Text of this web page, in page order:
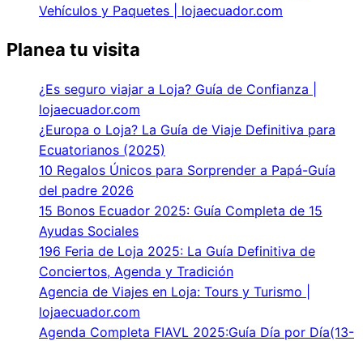
Vehículos y Paquetes | lojaecuador.com
Planea tu visita
¿Es seguro viajar a Loja? Guía de Confianza |
lojaecuador.com
¿Europa o Loja? La Guía de Viaje Definitiva para
Ecuatorianos (2025)
10 Regalos Únicos para Sorprender a Papá-Guía
del padre 2026
15 Bonos Ecuador 2025: Guía Completa de 15
Ayudas Sociales
196 Feria de Loja 2025: La Guía Definitiva de
Conciertos, Agenda y Tradición
Agencia de Viajes en Loja: Tours y Turismo |
lojaecuador.com
Agenda Completa FIAVL 2025:Guía Día por Día(13-